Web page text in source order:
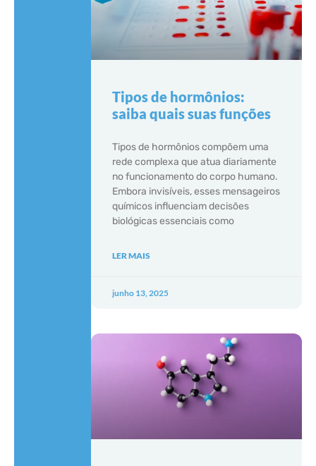
Tipos de hormônios:
saiba quais suas funções
Tipos de hormônios compõem uma
rede complexa que atua diariamente
no funcionamento do corpo humano.
Embora invisíveis, esses mensageiros
químicos influenciam decisões
biológicas essenciais como
LER MAIS
junho 13, 2025